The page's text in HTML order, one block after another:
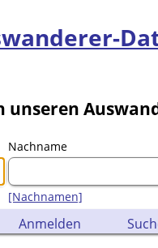
unseren
Nachname
[Nachnamen]
Anmelden